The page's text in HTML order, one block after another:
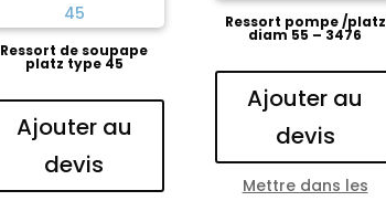
Ressort de soupape
platz type 45
Ajouter au
devis
Ressort pompe /platz
diam 55 – 3476
Ajouter au
devis
Mettre dans les